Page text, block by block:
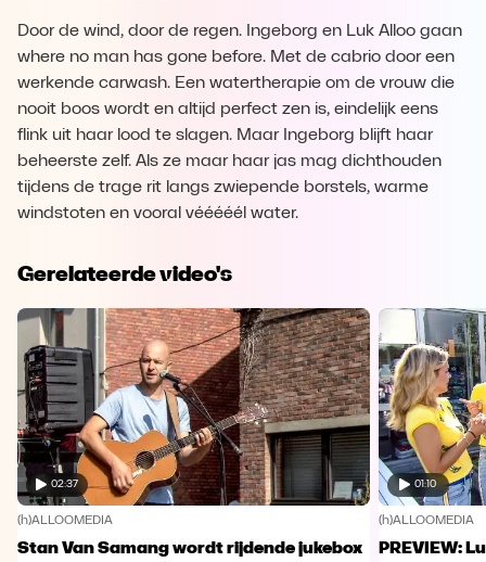
Door de wind, door de regen. Ingeborg en Luk Alloo gaan
where no man has gone before. Met de cabrio door een
werkende carwash. Een watertherapie om de vrouw die
nooit boos wordt en altijd perfect zen is, eindelijk eens
flink uit haar lood te slagen. Maar Ingeborg blijft haar
beheerste zelf. Als ze maar haar jas mag dichthouden
tijdens de trage rit langs zwiepende borstels, warme
windstoten en vooral vééééél water.
Gerelateerde video's
02:37
(h)ALLOOMEDIA
Stan Van Samang wordt rijdende jukebox
01:10
(h)ALLOOMEDIA
PREVIEW: